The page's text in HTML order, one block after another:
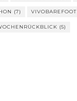
(7) VIVOBAREFOOT
(5)